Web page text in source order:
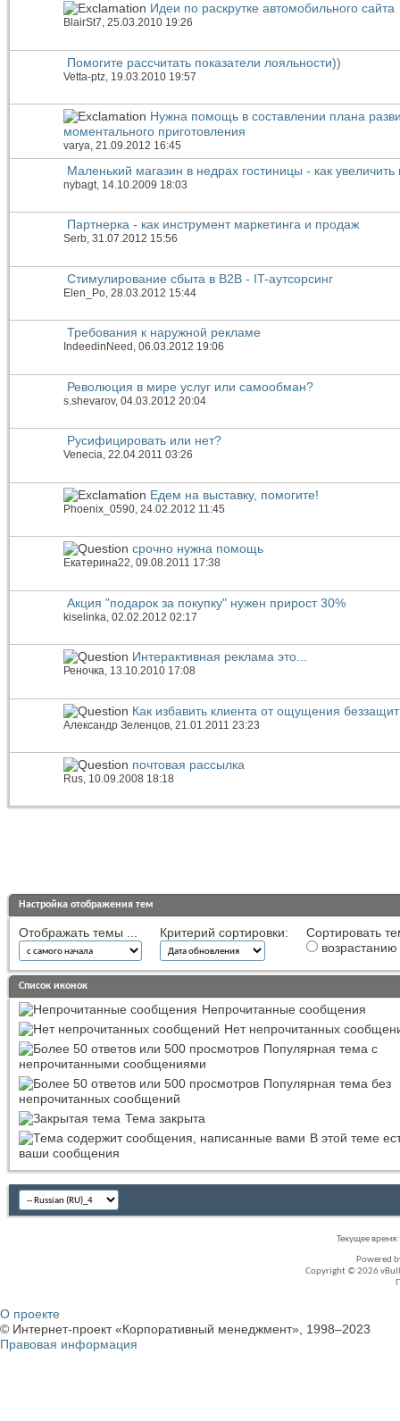
Идеи по раскрутке автомобильного сайта
BlairSt7, 25.03.2010 19:26
Помогите рассчитать показатели лояльности))
Vetta-ptz, 19.03.2010 19:57
Нужна помощь в составлении плана
моментального приготовления
varya, 21.09.2012 16:45
Маленький магазин в недрах гостиницы - как
nybagt, 14.10.2009 18:03
Партнерка - как инструмент маркетинга и продаж
Serb, 31.07.2012 15:56
Стимулирование сбыта в B2B - IT-аутсорсинг
Elen_Po , 28.03.2012 15:44
Требования к наружной рекламе
IndeedinNeed , 06.03.2012 19:06
Революция в мире услуг или самообман?
s.shevarov, 04.03.2012 20:04
Русифицировать или нет?
Venecia, 22.04.2011 03:26
Едем на выставку, помогите!
Phoenix_0590 , 24.02.2012 11:45
срочно нужна помощь
Екатерина22, 09.08.2011 17:38
Акция "подарок за покупку" нужен прирост 30%
kiselinka , 02.02.2012 02:17
Интерактивная реклама это...
Реночка, 13.10.2010 17:08
Как избавить клиента от ощущения
Александр Зеленцов , 21.01.2011 23:23
почтовая рассылка
Rus, 10.09.2008 18:18
Настройка отображения тем
Отображать темы ... Критерий сортировки:
Сортировать
возрастанию
Список иконок
Непрочитанные сообщения
Нет непрочитанных
Популярная тема с
непрочитанными сообщениями
Популярная тема без
непрочитанных сообщений
Тема закрыта
В этой теме
ваши сообщения
Текущее время:
Powered
Copyright © 2026
О проекте
© Интернет-проект «Корпоративный менеджмент», 1998–2023
Правовая информация